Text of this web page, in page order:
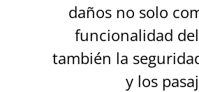
daños no solo
funcionalidad
también la
y los